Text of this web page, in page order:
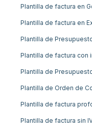
Plantilla de factura en
Plantilla de factura en
Plantilla de
Plantilla de factura con
Plantilla de
Plantilla de Orden de
Plantilla de factura
Plantilla de factura sin